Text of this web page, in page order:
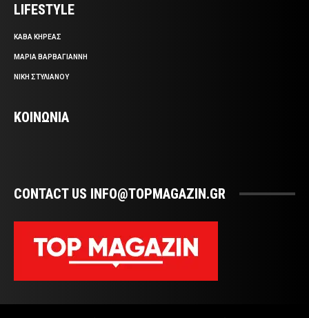
LIFESTYLE
ΚΑΒΑ ΚΗΡΕΑΣ
ΜΑΡΙΑ ΒΑΡΒΑΓΙΑΝΝΗ
ΝΙΚΗ ΣΤΥΛΙΑΝΟΥ
ΚΟΙΝΩΝΙΑ
CONTACT US INFO@TOPMAGAZIN.GR